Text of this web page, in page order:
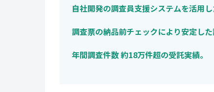
自社開発の調査員支援システムを活用
調査票の納品前チェックにより安定し
年間調査件数 約18万件超の受託実績。